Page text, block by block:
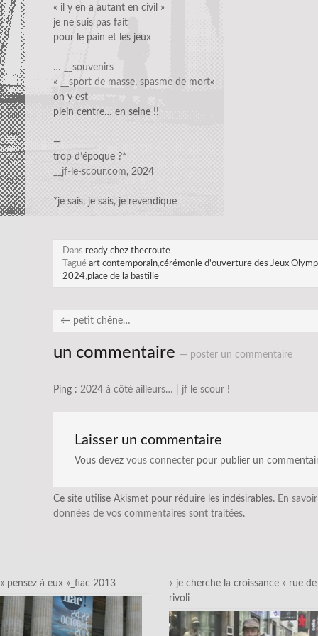
« il y en a autant en civil »
je ne suis pas fait
pour le pain et les jeux
…
__souvenirs
«
__sport de masse, spasme de mort«
on y est
plein centre… en seine !!
—
trop d’époque ?*
__jf-le-scour.com, 2024
*je sais, je sais, je revendique
Dans ready chez thecroute
Tagué art contemporain,cérémonie d'ouverture des Jeux
2024,place de la bastille
← petit chêne…
un commentaire — poster un commentaire
Ping : 2024 à côté ailleurs… | jf le scour !
Laisser un commentaire
Vous devez vous connecter pour publier un
Ce site utilise Akismet pour réduire les indésirables. En
données de vos commentaires sont traitées.
« pensez à eux »_fiac 2013
« je cherche la croissance » rue de
rivoli